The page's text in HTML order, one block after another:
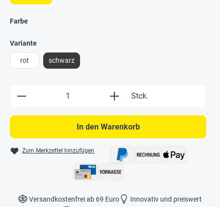
Farbe
Variante
rot schwarz
Produkt Anzahl: Gib den gewünschten
Stck.
In den Warenkorb
Zum Merkzettel hinzufügen
Versandkostenfrei ab 69 Euro
Innovativ und preiswert